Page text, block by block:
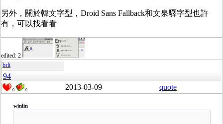
另外，關於韓文字型，Droid Sans Fallback和文泉驛字型也許
有，可以找看看
edited: 2
brli
94
0 0 2013-03-09 quote
winlin